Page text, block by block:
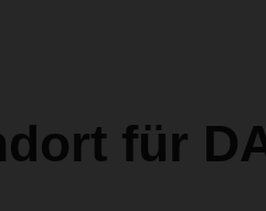
für